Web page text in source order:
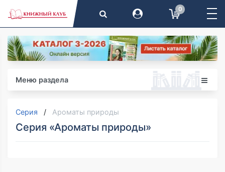
0
Меню раздела
Серия Ароматы природы
Серия «Ароматы природы»